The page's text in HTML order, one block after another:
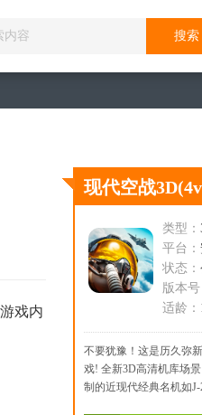
戏内
现代空战3D
类型：
平台：
状态：
版本号
适龄：
不要犹豫！这是历久弥
戏! 全新3D高清机库场
制的近现代经典名机如J-